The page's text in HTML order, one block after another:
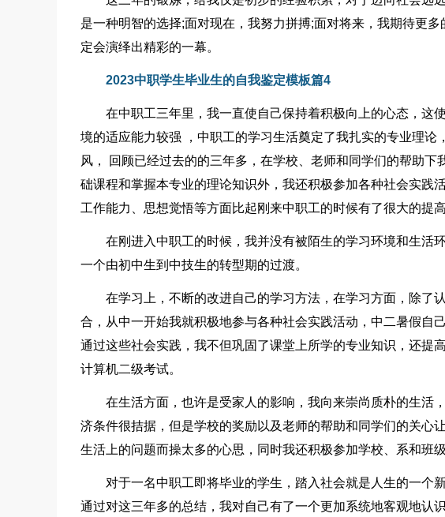
是一种明智的选择;面对现在，我努力拼搏;面对将来，我期待更
定会演绎出精彩的一幕。
2023中职学生毕业生的自我鉴定模板篇4
在中职工三年里，我一直使自己保持着积极向上的心态，这
境的适应能力较强 ，中职工的学习生活奠定了我扎实的专业理
风， 回顾已经过去的的三年多，在学校、老师和同学们的帮助
础课程和掌握本专业的理论知识外，我还积极参加各种社会实践
工作能力、思想觉悟等方面比起刚来中职工的时候有了很大的提高
在刚进入中职工的时候，我并没有被陌生的学习环境和生活
一个由初中生到中技生的转型期的过渡。
在学习上，不断的改进自己的学习方法，在学习方面，除了
合，从中一开始我就积极地参与各种社会实践活动，中二暑假自
通过这些社会实践，我不但巩固了课堂上所学的专业知识，还提
计算机二级考试。
在生活方面，也许是受家人的影响，我向来崇尚质朴的生活
济条件很拮据，但是学校的奖励以及老师的帮助和同学们的关心
生活上的问题而操太多的心思，同时我还积极参加学校、系和班
对于一名中职工即将毕业的学生，踏入社会就是人生的一个
通过对这三年多的总结，我对自己有了一个更加系统地客观地认